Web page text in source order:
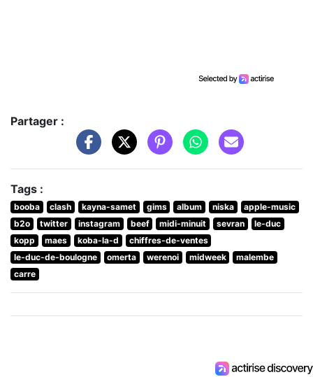
Partager :
Tags :
booba clash kayna-samet gims album niska
apple-music
b2o
twitter instagram beef midi-minuit sevran
le-duc
kopp
maes koba-la-d
chiffres-de-ventes
le-duc-de-boulogne
omerta werenoi midweek
malembe
carre